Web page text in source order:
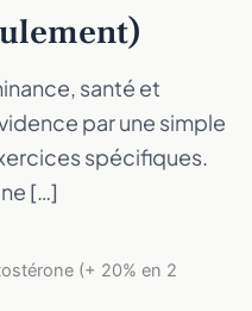
santé et
par une simple
spécifiques.
[…]